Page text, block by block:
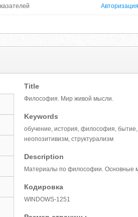
Авторизация
Title
Философия. Мир живой мысли.
Keywords
обучение, история, философия, бытие,
неопозитивизм, структурализм
Description
Материалы по философии. Основные
Кодировка
WINDOWS-1251